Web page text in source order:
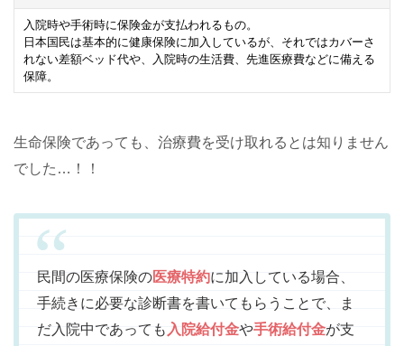
入院時や手術時に保険金が支払われるもの。
日本国民は基本的に健康保険に加入しているが、それではカバーさ
れない差額ベッド代や、入院時の生活費、先進医療費などに備える
保障。
生命保険であっても、治療費を受け取れるとは知りません
でした…！！
民間の医療保険の医療特約に加入している場合、
手続きに必要な診断書を書いてもらうことで、ま
だ入院中であっても 入院給付金や手術給付金が支